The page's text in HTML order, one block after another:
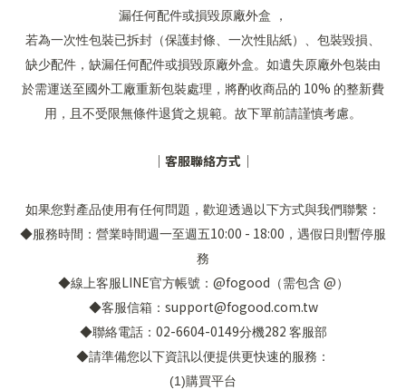
漏任何配件或損毀原廠外盒 ，
若為一次性包裝已拆封（保護封條、一次性貼紙）、包裝毀損、
缺少配件，缺漏任何配件或損毀原廠外盒。如遺失原廠外包裝由
於需運送至國外工廠重新包裝處理，將酌收商品的 10% 的整新費
用，且不受限無條件退貨之規範。故下單前請謹慎考慮。
｜客服聯絡方式｜
如果您對產品使用有任何問題，歡迎透過以下方式與我們聯繫：
◆服務時間：營業時間週一至週五10:00 - 18:00 ，遇假日則暫停服
務
◆線上客服LINE官方帳號： @fogood （需包含 @）
◆客服信箱： support@fogood.com.tw
◆聯絡電話： 02-6604-0149分機282 客服部
◆請準備您以下資訊以便提供更快速的服務：
(1)購買平台